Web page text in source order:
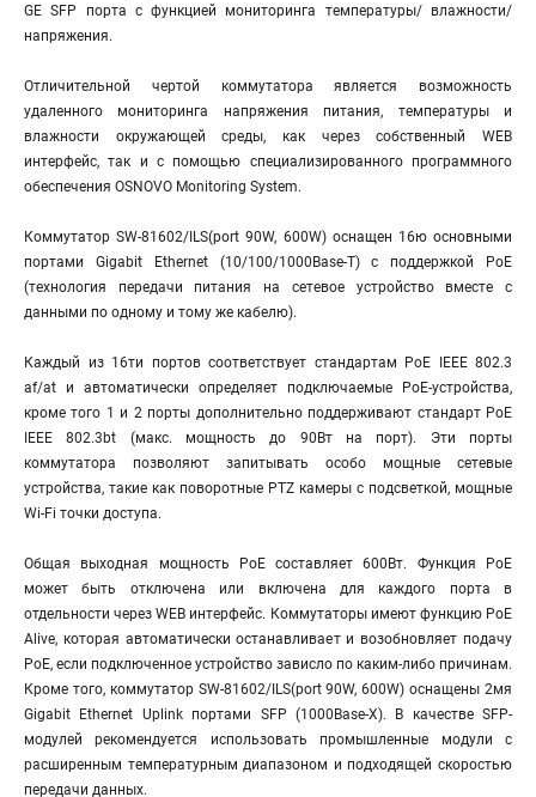
GE SFP порта с функцией мониторинга температуры/ влажности/
напряжения.
Отличительной чертой коммутатора является возможность
удаленного мониторинга напряжения питания, температуры и
влажности окружающей среды, как через собственный WEB
интерфейс, так и с помощью специализированного программного
обеспечения OSNOVO Monitoring System.
Коммутатор SW-81602/ILS(port 90W, 600W) оснащен 16ю основными
портами Gigabit Ethernet (10/100/1000Base-T) с поддержкой PoE
(технология передачи питания на сетевое устройство вместе с
данными по одному и тому же кабелю).
Каждый из 16ти портов соответствует стандартам PoE IEEE 802.3
af/at и автоматически определяет подключаемые PoE-устройства,
кроме того 1 и 2 порты дополнительно поддерживают стандарт PoE
IEEE 802.3bt (макс. мощность до 90Вт на порт). Эти порты
коммутатора позволяют запитывать особо мощные сетевые
устройства, такие как поворотные PTZ камеры с подсветкой, мощные
Wi-Fi точки доступа.
Общая выходная мощность PoE составляет 600Вт. Функция PoE
может быть отключена или включена для каждого порта в
отдельности через WEB интерфейс. Коммутаторы имеют функцию PoE
Alive, которая автоматически останавливает и возобновляет подачу
PoE, если подключенное устройство зависло по каким-либо причинам.
Кроме того, коммутатор SW-81602/ILS(port 90W, 600W) оснащены 2мя
Gigabit Ethernet Uplink портами SFP (1000Base-X). В качестве SFP-
модулей рекомендуется использовать промышленные модули с
расширенным температурным диапазоном и подходящей скоростью
передачи данных.